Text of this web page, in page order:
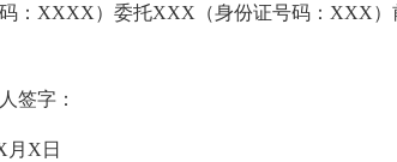
：XXXX）委托XXX（身份证号码：XXX）
签字：
X日